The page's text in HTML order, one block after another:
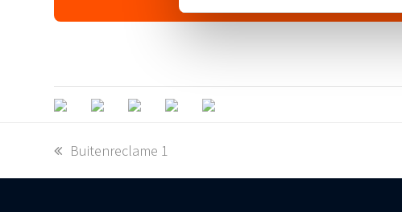
previous
Buitenreclame 1